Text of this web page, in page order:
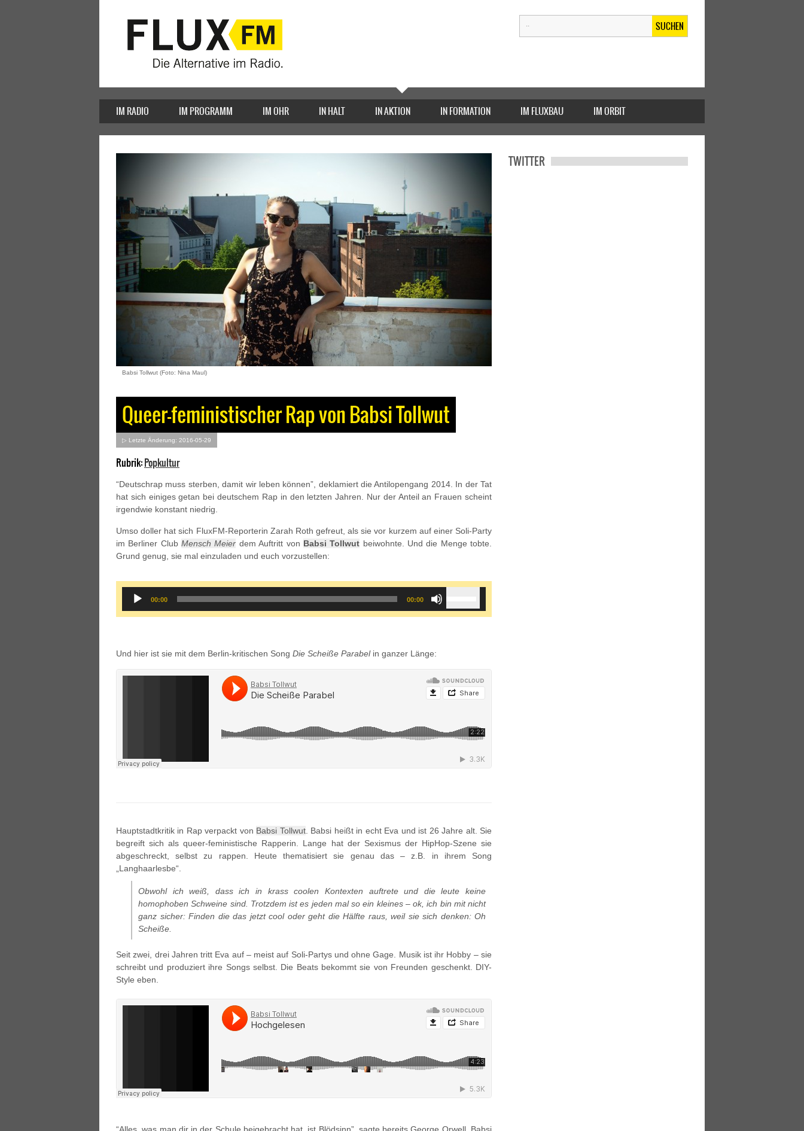
SUCHEN
IM RADIO IM PROGRAMM IM OHR IN HALT IN AKTION IN FORMATION IM FLUXBAU IM ORBIT
Babsi Tollwut (Foto: Nina Maul)
Queer-feministischer Rap von Babsi Tollwut
▷ Letzte Änderung: 2016-05-29
Rubrik:Popkultur
“Deutschrap muss sterben, damit wir leben können”, deklamiert die Antilopengang 2014. In der Tat
hat sich einiges getan bei deutschem Rap in den letzten Jahren. Nur der Anteil an Frauen scheint
irgendwie konstant niedrig.
Umso doller hat sich FluxFM-Reporterin Zarah Roth gefreut, als sie vor kurzem auf einer Soli-Party
im Berliner ClubMensch Meier dem Auftritt von Babsi Tollwut beiwohnte. Und die Menge tobte.
Grund genug, sie mal einzuladen und euch vorzustellen:
Audio
Player
00:00 00:00
Arrow
or
decrease
volume.
Und hier ist sie mit dem Berlin-kritischen Song Die Scheiße Parabelin ganzer Länge:
Hauptstadtkritik in Rap verpackt von Babsi Tollwut. Babsi heißt in echt Eva und ist 26 Jahre alt. Sie
begreift sich als queer-feministische Rapperin. Lange hat der Sexismus der HipHop-Szene sie
abgeschreckt, selbst zu rappen. Heute thematisiert sie genau das – z.B. in ihrem Song
„Langhaarlesbe“.
Obwohl ich weiß, dass ich in krass coolen Kontexten auftrete und die leute keine
homophoben Schweine sind. Trotzdem ist es jeden mal so ein kleines – ok, ich bin mit nicht
ganz sicher: Finden die das jetzt cool oder geht die Hälfte raus, weil sie sich denken: Oh
Scheiße.
Seit zwei, drei Jahren tritt Eva auf – meist auf Soli-Partys und ohne Gage. Musik ist ihr Hobby – sie
schreibt und produziert ihre Songs selbst. Die Beats bekommt sie von Freunden geschenkt. DIY-
Style eben.
TWITTER